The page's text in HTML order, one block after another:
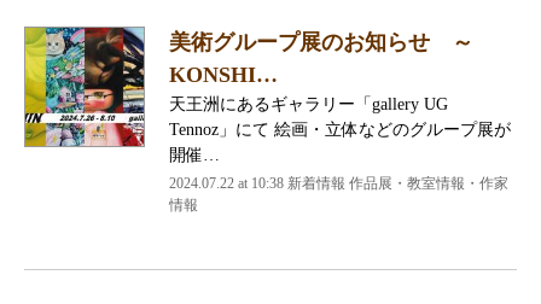
美術グループ展のお知らせ ～
KONSHI…
天王洲にあるギャラリー「gallery UG
Tennoz」にて 絵画・立体などのグループ展が
開催…
2024.07.22 at 10:38 新着情報 作品展・教室情報・作家
情報